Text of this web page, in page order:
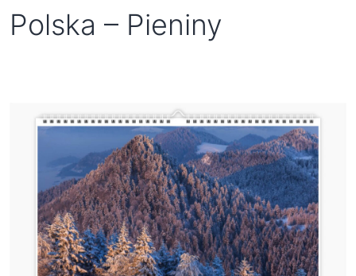
Polska – Pieniny